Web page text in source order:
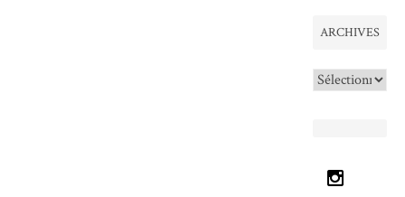
ARCHIVES
Archives